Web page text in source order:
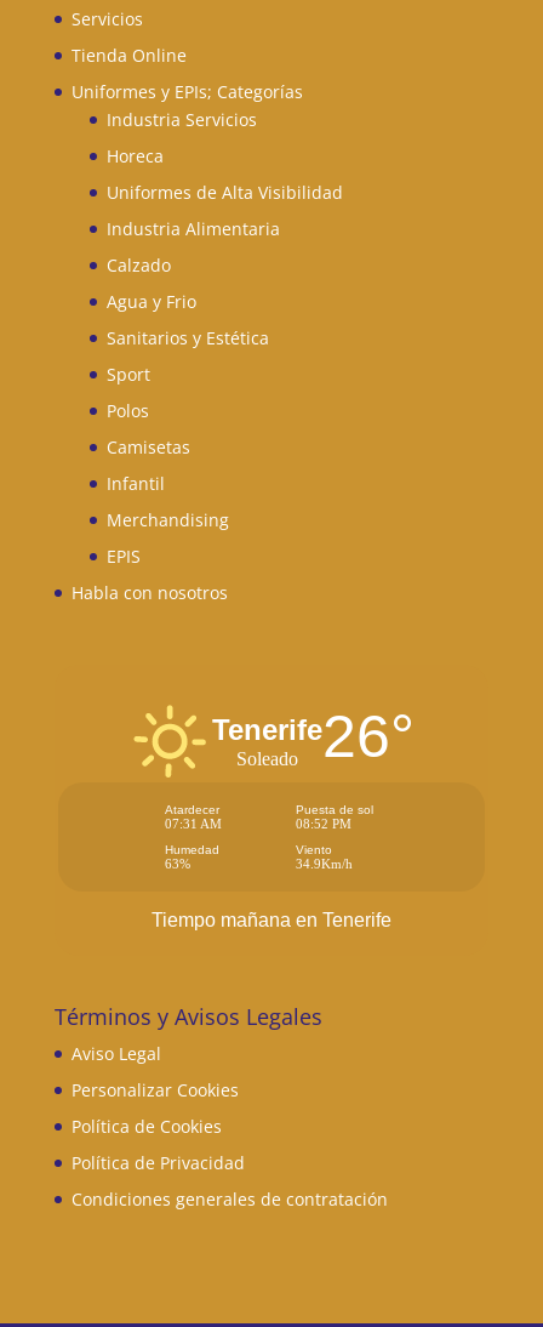
Servicios
Tienda Online
Uniformes y EPIs; Categorías
Industria Servicios
Horeca
Uniformes de Alta Visibilidad
Industria Alimentaria
Calzado
Agua y Frio
Sanitarios y Estética
Sport
Polos
Camisetas
Infantil
Merchandising
EPIS
Habla con nosotros
Tenerife
Soleado 26°
Atardecer
07:31 AM
Puesta de sol
08:52 PM
Humedad
63%
Viento
34.9Km/h
Tiempo mañana en Tenerife
Términos y Avisos Legales
Aviso Legal
Personalizar Cookies
Política de Cookies
Política de Privacidad
Condiciones generales de contratación